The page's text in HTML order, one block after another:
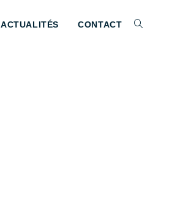
ACTUALITÉS CONTACT